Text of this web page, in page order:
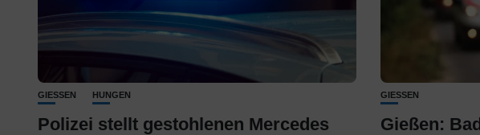
GIESSEN HUNGEN
Polizei stellt gestohlenen Mercedes
GIESSEN
Gießen: